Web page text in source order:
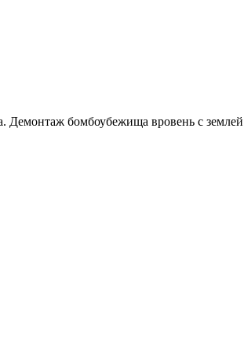
Демонтаж бомбоубежища вровень с